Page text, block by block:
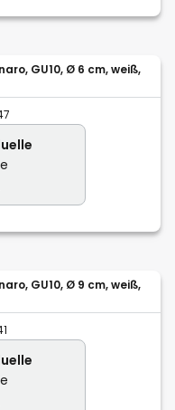
GU10, Ø 6 cm, weiß,
GU10, Ø 9 cm, weiß,